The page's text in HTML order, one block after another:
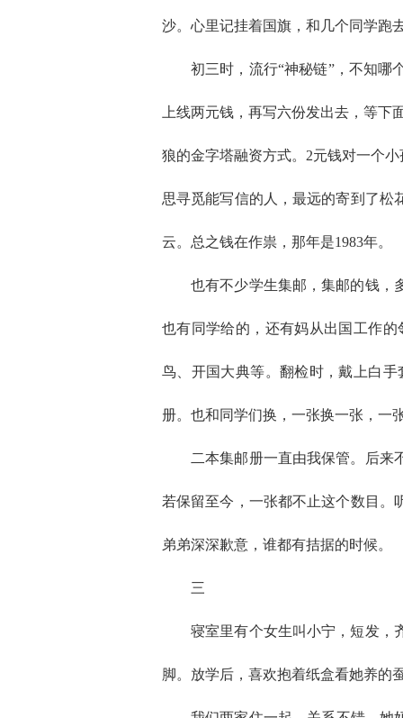
沙。心里记挂着国旗，和几个同学跑
初三时，流行“神秘链”，不知哪
上线两元钱，再写六份发出去，等
狼的金字塔融资方式。2元钱对一个
思寻觅能写信的人，最远的寄到了松
云。总之钱在作祟，那年是1983年。
也有不少学生集邮，集邮的钱，
也有同学给的，还有妈从出国工作
鸟、开国大典等。翻检时，戴上白
册。也和同学们换，一张换一张，一
二本集邮册一直由我保管。后来
若保留至今，一张都不止这个数目。
弟弟深深歉意，谁都有拮据的时候。
三
寝室里有个女生叫小宁，短发，
脚。放学后，喜欢抱着纸盒看她养的